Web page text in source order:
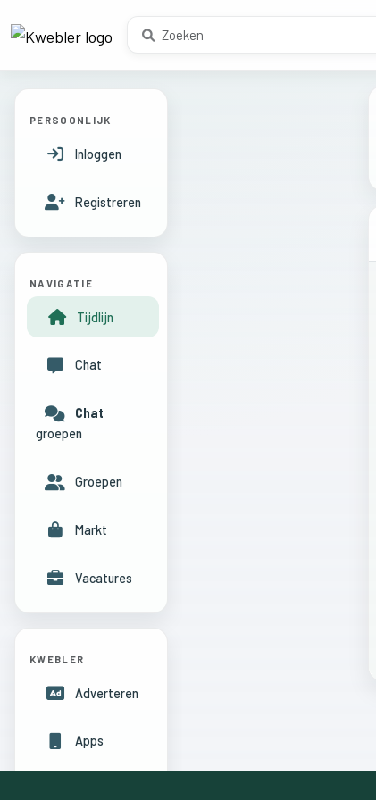
PERSOONLIJK
Inloggen
Registreren
NAVIGATIE
Tijdlijn
Chat
Chat
groepen
Groepen
Markt
Vacatures
KWEBLER
Adverteren
Apps